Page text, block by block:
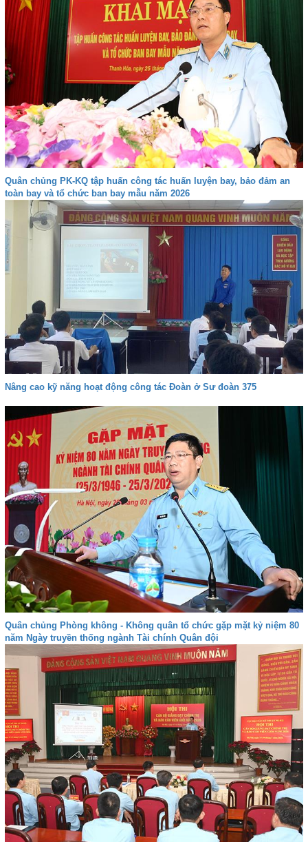
Quân chủng PK-KQ tập huấn công tác huấn luyện bay, bảo đảm an
toàn bay và tổ chức ban bay mẫu năm 2026
Nâng cao kỹ năng hoạt động công tác Đoàn ở Sư đoàn 375
Quân chủng Phòng không - Không quân tổ chức gặp mặt kỷ niệm 80
năm Ngày truyền thống ngành Tài chính Quân đội